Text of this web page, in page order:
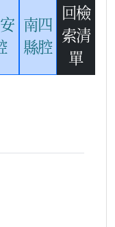
南四
縣腔
回檢
索清
單